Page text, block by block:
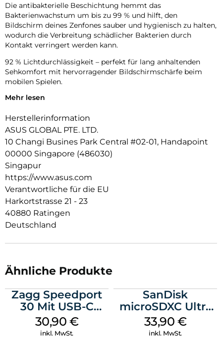
Die antibakterielle Beschichtung hemmt das
Bakterienwachstum um bis zu 99 % und hilft, den
Bildschirm deines Zenfones sauber und hygienisch zu halten,
wodurch die Verbreitung schädlicher Bakterien durch
Kontakt verringert werden kann.
92 % Lichtdurchlässigkeit – perfekt für lang anhaltenden
Sehkomfort mit hervorragender Bildschirmschärfe beim
mobilen Spielen.
Diamantgeschliffene Tasten aus Aluminiumlegierung:
Das Gehäuse mit dem neuen ShockSpread – Material bietet
dir maximalen Schutz mit einem hochwertigen Finish.
Eingebettet in eine einzigartige Struktur für zusätzliche 10 %
Stoßdämpfung.
Erhöhte Ränder um die Kamera und den Bildschirm, um dein
Gerät besser zu schützen.
US FDA-Lebensmittelstandards und kein BPA, BPS oder
BPF.
Schmutzabweisend. Leicht zu reinigen. Bessere Haltbarkeit.
g, damit du diese bequem halten kannst.
Mehr lesen
Herstellerinformation
ASUS GLOBAL PTE. LTD.
10 Changi Busines Park Central #02-01, Handapoint
00000 Singapore (486030)
Singapur
https://www.asus.com
Verantwortliche für die EU
Harkortstrasse 21 - 23
40880 Ratingen
Deutschland
Ähnliche Produkte
Zagg Speedport
30 Mit USB-C
Kabel Weiß
30,90 €
inkl. MwSt.
SanDisk
microSDXC Ultra
128 GB + Adapter
Mobile
33,90 €
inkl. MwSt.